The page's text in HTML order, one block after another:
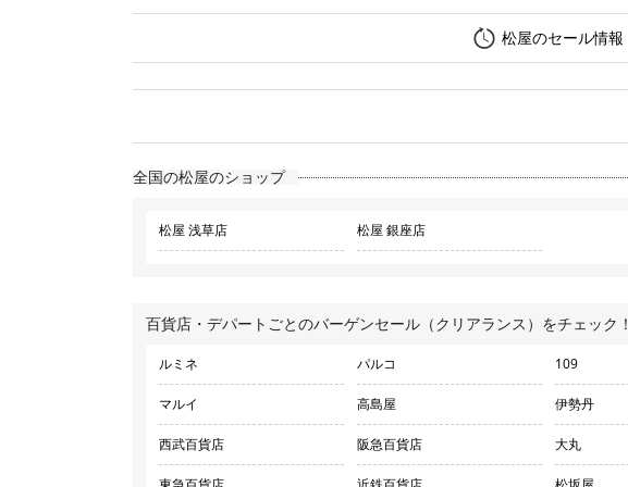
松屋のセール情報
全国の松屋のショップ
松屋 浅草店 松屋 銀座店
百貨店・デパートごとのバーゲンセール（クリアランス）をチェック！
ルミネ パルコ 109
マルイ 高島屋 伊勢丹
西武百貨店 阪急百貨店 大丸